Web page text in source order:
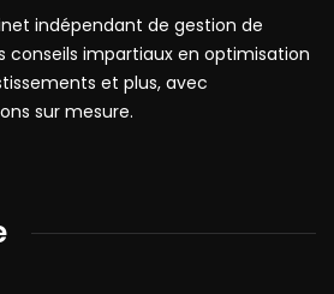
indépendant de gestion de
impartiaux en optimisation
et plus, avec
sur mesure.